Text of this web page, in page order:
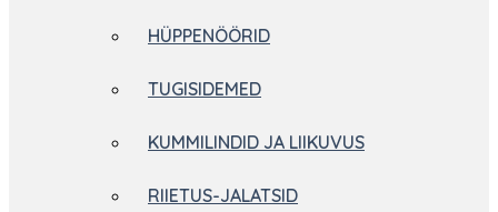
HÜPPENÖÖRID
TUGISIDEMED
KUMMILINDID JA LIIKUVUS
RIIETUS-JALATSID